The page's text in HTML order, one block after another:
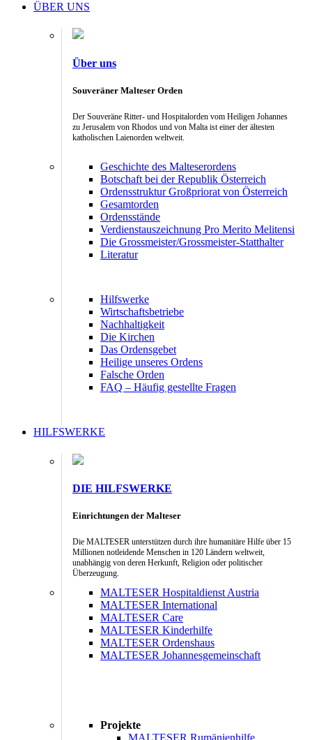
ÜBER UNS
Über uns
Souveräner Malteser Orden
Der Souveräne Ritter- und Hospitalorden vom Heiligen Johannes
zu Jerusalem von Rhodos und von Malta ist einer der ältesten
katholischen Laienorden weltweit.
Geschichte des Malteserordens
Botschaft bei der Republik Österreich
Ordensstruktur Großpriorat von Österreich
Gesamtorden
Ordensstände
Verdienstauszeichnung Pro Merito Melitensi
Die Grossmeister/Grossmeister-Statthalter
Literatur
Hilfswerke
Wirtschaftsbetriebe
Nachhaltigkeit
Die Kirchen
Das Ordensgebet
Heilige unseres Ordens
Falsche Orden
FAQ – Häufig gestellte Fragen
HILFSWERKE
DIE HILFSWERKE
Einrichtungen der Malteser
Die MALTESER unterstützen durch ihre humanitäre Hilfe über 15
Millionen notleidende Menschen in 120 Ländern weltweit,
unabhängig von deren Herkunft, Religion oder politischer
Überzeugung.
MALTESER Hospitaldienst Austria
MALTESER International
MALTESER Care
MALTESER Kinderhilfe
MALTESER Ordenshaus
MALTESER Johannesgemeinschaft
Projekte
MALTESER Rumänienhilfe